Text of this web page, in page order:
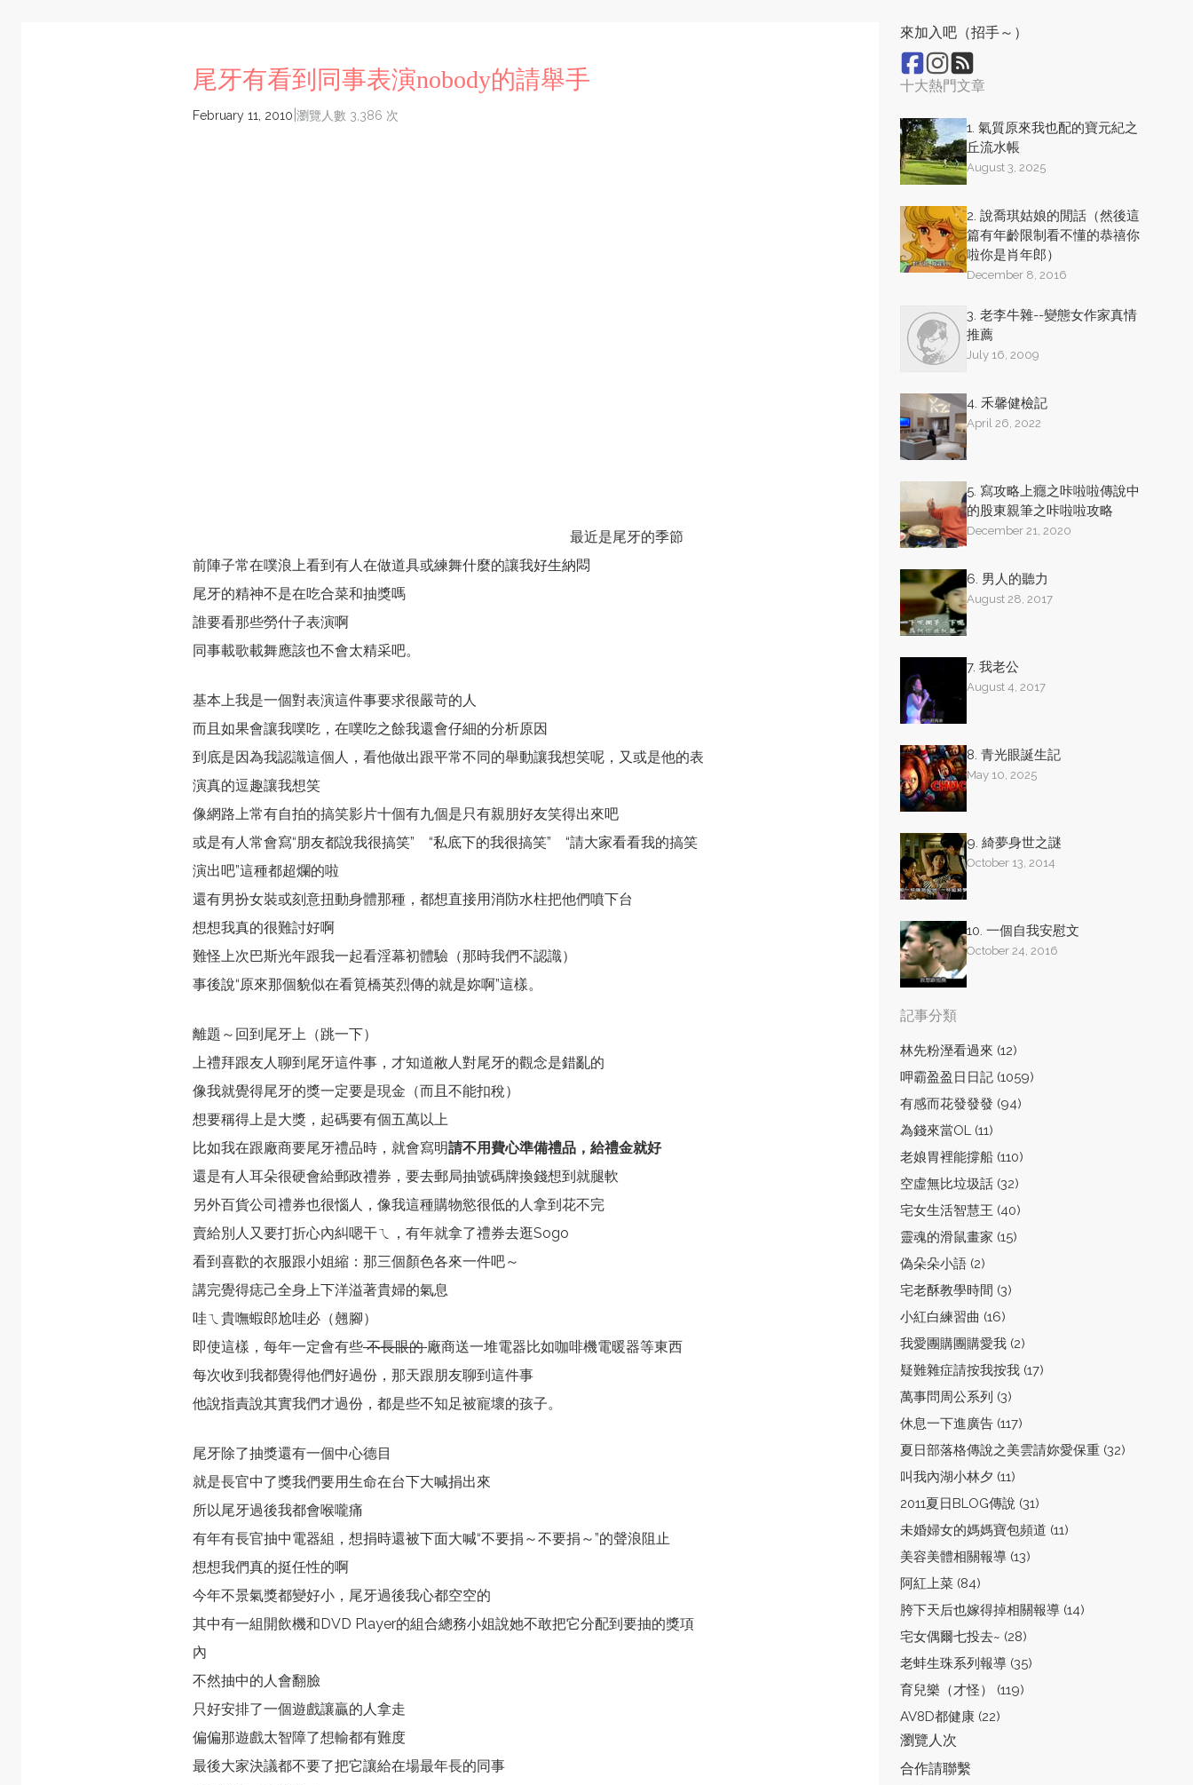
尾牙有看到同事表演nobody的請舉手
February 11, 2010 瀏覽人數 3,386 次
最近是尾牙的季節
前陣子常在噗浪上看到有人在做道具或練舞什麼的讓我好生納悶
尾牙的精神不是在吃合菜和抽獎嗎
誰要看那些勞什子表演啊
同事載歌載舞應該也不會太精采吧。
基本上我是一個對表演這件事要求很嚴苛的人
而且如果會讓我噗吃，在噗吃之餘我還會仔細的分析原因
到底是因為我認識這個人，看他做出跟平常不同的舉動讓我想笑呢，又或是他的表
演真的逗趣讓我想笑
像網路上常有自拍的搞笑影片十個有九個是只有親朋好友笑得出來吧
或是有人常會寫“朋友都說我很搞笑” “私底下的我很搞笑” “請大家看看我的搞笑
演出吧”這種都超爛的啦
還有男扮女裝或刻意扭動身體那種，都想直接用消防水柱把他們噴下台
想想我真的很難討好啊
難怪上次巴斯光年跟我一起看淫幕初體驗（那時我們不認識）
事後說“原來那個貌似在看筧橋英烈傳的就是妳啊”這樣。
離題～回到尾牙上（跳一下）
上禮拜跟友人聊到尾牙這件事，才知道敝人對尾牙的觀念是錯亂的
像我就覺得尾牙的獎一定要是現金（而且不能扣稅）
想要稱得上是大獎，起碼要有個五萬以上
比如我在跟廠商要尾牙禮品時，就會寫明請不用費心準備禮品，給禮金就好
還是有人耳朵很硬會給郵政禮券，要去郵局抽號碼牌換錢想到就腿軟
另外百貨公司禮券也很惱人，像我這種購物慾很低的人拿到花不完
賣給別人又要打折心內糾嗯干ㄟ，有年就拿了禮券去逛Sogo
看到喜歡的衣服跟小姐縮：那三個顏色各來一件吧～
講完覺得痣己全身上下洋溢著貴婦的氣息
哇ㄟ貴嘸蝦郎尬哇必（翹腳）
即使這樣，每年一定會有些不長眼的廠商送一堆電器比如咖啡機電暖器等東西
每次收到我都覺得他們好過份，那天跟朋友聊到這件事
他說指責說其實我們才過份，都是些不知足被寵壞的孩子。
尾牙除了抽獎還有一個中心德目
就是長官中了獎我們要用生命在台下大喊捐出來
所以尾牙過後我都會喉嚨痛
有年有長官抽中電器組，想捐時還被下面大喊“不要捐～不要捐～”的聲浪阻止
想想我們真的挺任性的啊
今年不景氣獎都變好小，尾牙過後我心都空空的
其中有一組開飲機和DVD Player的組合總務小姐說她不敢把它分配到要抽的獎項
內
不然抽中的人會翻臉
只好安排了一個遊戲讓贏的人拿走
偏偏那遊戲太智障了想輸都有難度
最後大家決議都不要了把它讓給在場最年長的同事
來加入吧（招手～）
十大熱門文章
1. 氣質原來我也配的寶元紀之
丘流水帳
August 3, 2025
2. 說喬琪姑娘的閒話（然後這
篇有年齡限制看不懂的恭禧你
啦你是肖年郎）
December 8, 2016
3. 老李牛雜--變態女作家真情
推薦
July 16, 2009
4. 禾馨健檢記
April 26, 2022
5. 寫攻略上癮之咔啦啦傳說中
的股東親筆之咔啦啦攻略
December 21, 2020
6. 男人的聽力
August 28, 2017
7. 我老公
August 4, 2017
8. 青光眼誕生記
May 10, 2025
9. 綺夢身世之謎
October 13, 2014
10. 一個自我安慰文
October 24, 2016
記事分類
林先粉溼看過來 (12)
呷霸盈盈日日記 (1059)
有感而花發發發 (94)
為錢來當OL (11)
老娘胃裡能撐船 (110)
空虛無比垃圾話 (32)
宅女生活智慧王 (40)
靈魂的滑鼠畫家 (15)
偽朵朵小語 (2)
宅老酥教學時間 (3)
小紅白練習曲 (16)
我愛團購團購愛我 (2)
疑難雜症請按我按我 (17)
萬事問周公系列 (3)
休息一下進廣告 (117)
夏日部落格傳說之美雲請妳愛保重 (32)
叫我內湖小林夕 (11)
2011夏日BLOG傳說 (31)
未婚婦女的媽媽寶包頻道 (11)
美容美體相關報導 (13)
阿紅上菜 (84)
胯下天后也嫁得掉相關報導 (14)
宅女偶爾七投去~ (28)
老蚌生珠系列報導 (35)
育兒樂（才怪） (119)
AV8D都健康 (22)
瀏覽人次
合作請聯繫